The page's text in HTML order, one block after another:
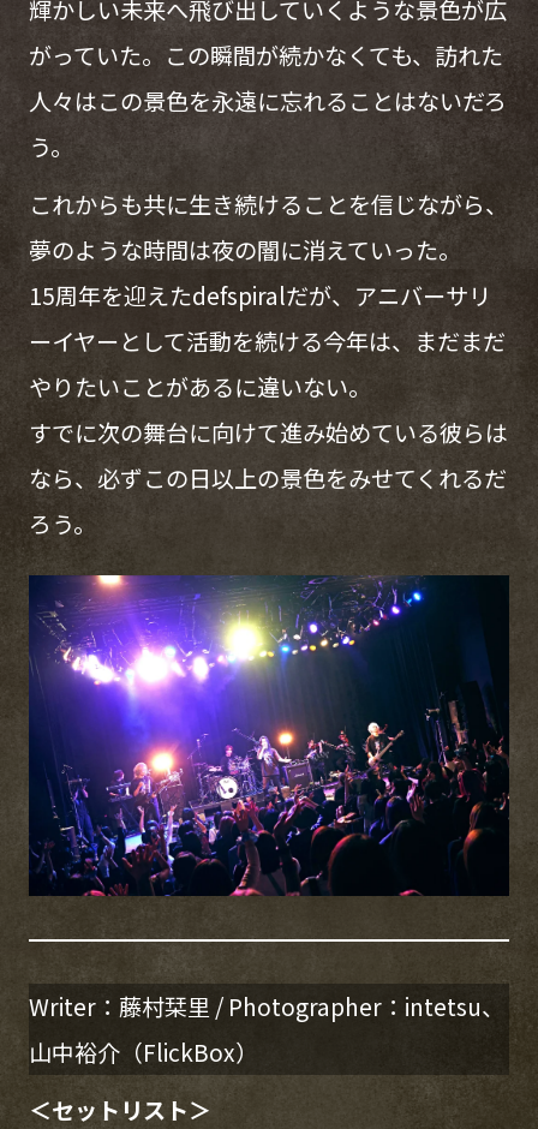
輝かしい未来へ飛び出していくような景色が広
がっていた。この瞬間が続かなくても、訪れた
人々はこの景色を永遠に忘れることはないだろ
う。
これからも共に生き続けることを信じながら、
夢のような時間は夜の闇に消えていった。
15周年を迎えたdefspiralだが、アニバーサリ
ーイヤーとして活動を続ける今年は、まだまだ
やりたいことがあるに違いない。
すでに次の舞台に向けて進み始めている彼らは
なら、必ずこの日以上の景色をみせてくれるだ
ろう。
Writer：藤村栞里 / Photographer：intetsu、
山中裕介（FlickBox）
＜セットリスト＞